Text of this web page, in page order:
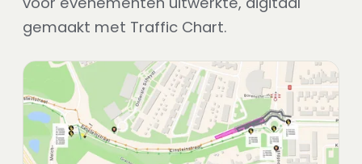
gemaakt met Traffic Chart.